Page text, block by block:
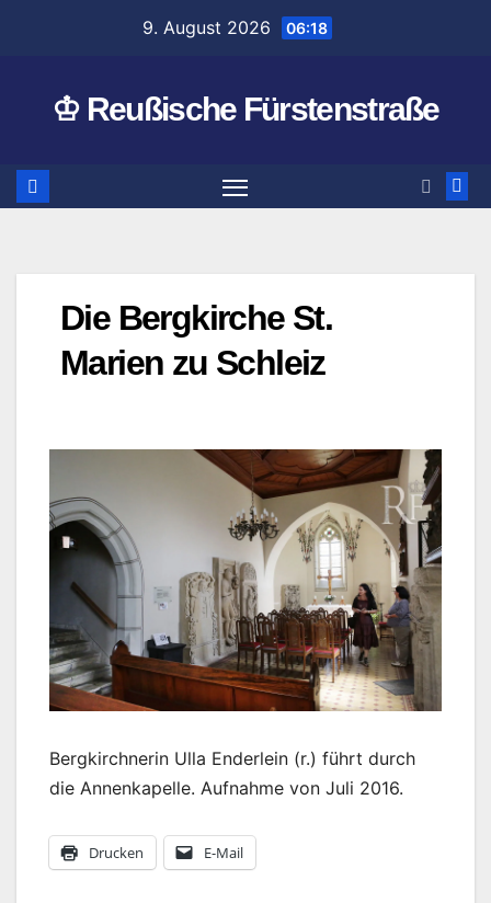
9. August 2026 06:18
♔ Reußische Fürstenstraße
Die Bergkirche St.
Marien zu Schleiz
Bergkirchnerin Ulla Enderlein (r.) führt durch
die Annenkapelle. Aufnahme von Juli 2016.
Drucken E-Mail